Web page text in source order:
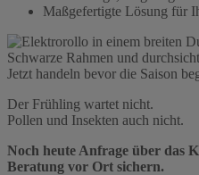
Maßgefertigte Lösung für
Jetzt handeln bevor die Saison
Der Frühling wartet nicht.
Pollen und Insekten auch nicht.
Noch heute Anfrage über das
Beratung vor Ort sichern.